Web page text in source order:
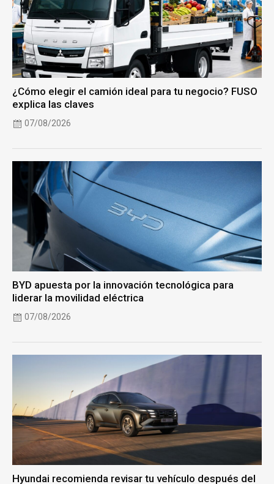
¿Cómo elegir el camión ideal para tu negocio? FUSO
explica las claves
07/08/2026
BYD apuesta por la innovación tecnológica para
liderar la movilidad eléctrica
07/08/2026
Hyundai recomienda revisar tu vehículo después del